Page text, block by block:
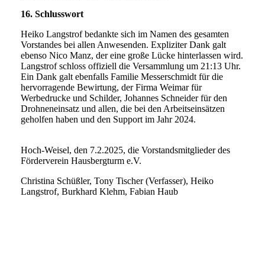
16. Schlusswort
Heiko Langstrof bedankte sich im Namen des gesamten
Vorstandes bei allen Anwesenden. Expliziter Dank galt
ebenso Nico Manz, der eine große Lücke hinterlassen wird.
Langstrof schloss offiziell die Versammlung um 21:13 Uhr.
Ein Dank galt ebenfalls Familie Messerschmidt für die
hervorragende Bewirtung, der Firma Weimar für
Werbedrucke und Schilder, Johannes Schneider für den
Drohneneinsatz und allen, die bei den Arbeitseinsätzen
geholfen haben und den Support im Jahr 2024.
Hoch-Weisel, den 7.2.2025, die Vorstandsmitglieder des
Förderverein Hausbergturm e.V.
Christina Schüßler, Tony Tischer (Verfasser), Heiko
Langstrof, Burkhard Klehm, Fabian Haub